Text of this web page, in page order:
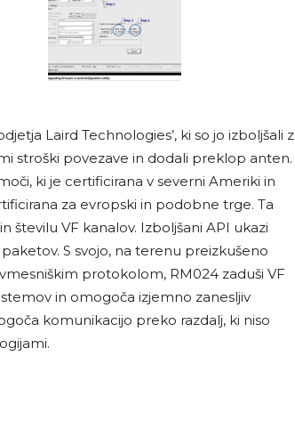
Laird Technologies’, ki so jo izboljšali z
stroški povezave in dodali preklop anten.
ki je certificirana v severni Ameriki in
za evropski in podobne trge. Ta
številu VF kanalov. Izboljšani API ukazi
S svojo, na terenu preizkušeno
protokolom, RM024 zaduši VF
in omogoča izjemno zanesljiv
komunikacijo preko razdalj, ki niso